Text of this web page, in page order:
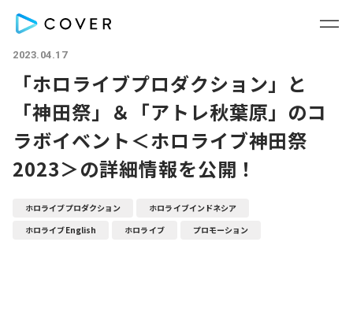
2023.04.17
「ホロライブプロダクション」と
「神田祭」＆「アトレ秋葉原」のコ
ラボイベント＜ホロライブ神田祭
2023＞の詳細情報を公開！
ホロライブプロダクション
ホロライブインドネシア
ホロライブEnglish
ホロライブ プロモーション